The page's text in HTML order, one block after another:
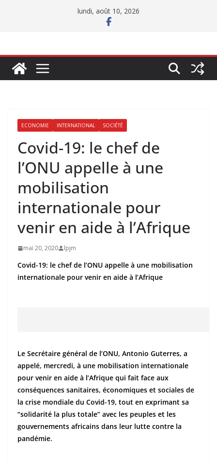
lundi, août 10, 2026
ECONOMIE INTERNATIONAL SOCIÉTÉ
Covid-19: le chef de
l’ONU appelle à une
mobilisation
internationale pour
venir en aide à l’Afrique
mai 20, 2020 lpjm
Covid-19: le chef de l’ONU appelle à une mobilisation
internationale pour venir en aide à l’Afrique
Le Secrétaire général de l’ONU, Antonio Guterres, a
appelé, mercredi, à une mobilisation internationale
pour venir en aide à l’Afrique qui fait face aux
conséquences sanitaires, économiques et sociales de
la crise mondiale du Covid-19, tout en exprimant sa
“solidarité la plus totale” avec les peuples et les
gouvernements africains dans leur lutte contre la
pandémie.